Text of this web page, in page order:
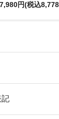
7,980円(税込
記